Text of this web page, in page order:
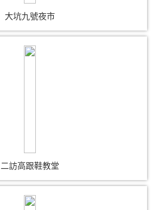
大坑九號夜市
二訪高跟鞋教堂